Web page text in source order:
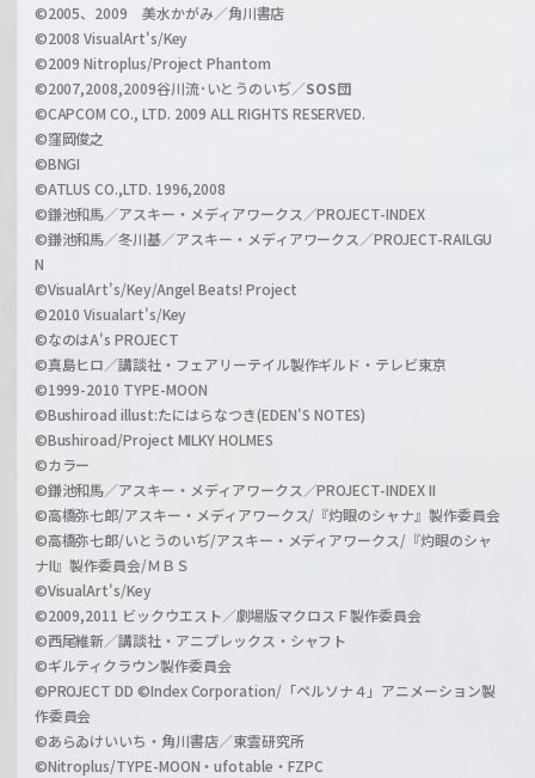
n
l
©2005、2009 美水かがみ／角川書店
©2008 VisualArt's/Key
©2009 Nitroplus/Project Phantom
©2007,2008,2009谷川流･いとうのいぢ／SOS団
©CAPCOM CO., LTD. 2009 ALL RIGHTS RESERVED.
©窪岡俊之
©BNGI
©ATLUS CO.,LTD. 1996,2008
©鎌池和馬／アスキー・メディアワークス／PROJECT-INDEX
©鎌池和馬／冬川基／アスキー・メディアワークス／PROJECT-RAILGU
N
©VisualArt's/Key/Angel Beats! Project
©2010 Visualart's/Key
©なのはA's PROJECT
©真島ヒロ／講談社・フェアリーテイル製作ギルド・テレビ東京
©1999-2010 TYPE-MOON
©Bushiroad illust:たにはらなつき(EDEN'S NOTES)
©Bushiroad/Project MILKY HOLMES
©カラー
©鎌池和馬／アスキー・メディアワークス／PROJECT-INDEX II
©高橋弥七郎/アスキー・メディアワークス/『灼眼のシャナ』製作委員会
©高橋弥七郎/いとうのいぢ/アスキー・メディアワークス/『灼眼のシャ
ナII』製作委員会/ＭＢＳ
©VisualArt's/Key
©2009,2011 ビックウエスト／劇場版マクロスＦ製作委員会
©西尾維新／講談社・アニプレックス・シャフト
©ギルティクラウン製作委員会
©PROJECT DD ©Index Corporation/「ペルソナ４」アニメーション製
作委員会
©あらゐけいいち・角川書店／東雲研究所
©Nitroplus/TYPE-MOON・ufotable・FZPC